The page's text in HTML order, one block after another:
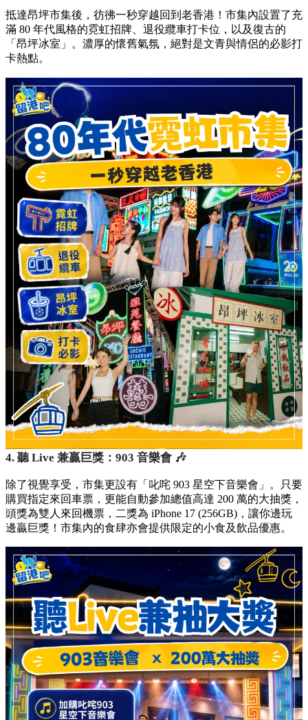
抵達昂坪市集後，彷彿一秒穿越回到老香港！市集內設置了充
滿 80 年代風格的霓虹招牌、退役纜車打卡位，以及復古的
「昂坪冰室」。濃厚的懷舊氣氛，絕對是文青與情侶的必影打
卡熱點。
4. 聽 Live 兼贏巨獎：903 音樂會 🎶
除了視覺享受，市集更設有「叱咤 903 星空下音樂會」。只要
購買指定來回車票，更能自動參加總值高達 200 萬的大抽獎，
頭獎為雙人來回機票，二獎為 iPhone 17 (256GB)，讓你邊玩
邊贏巨獎！市集內的食肆亦會提供限定的小食及飲品優惠。